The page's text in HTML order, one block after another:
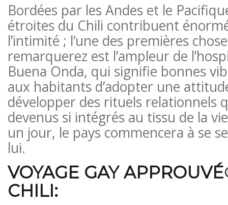
Bordées par les Andes et le
étroites du Chili contribuent
l’intimité ; l’une des premières
remarquerez est l’ampleur de
Buena Onda, qui signifie bonnes
aux habitants d’adopter une
développer des rituels relationnels
devenus si intégrés au tissu de la
un jour, le pays commencera à se
lui.
VOYAGE GAY APPROUVÉ
CHILI: